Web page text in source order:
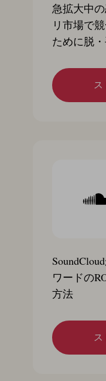
急拡大中
リ市場で
ために脱
ス
ワードの
方法
ス